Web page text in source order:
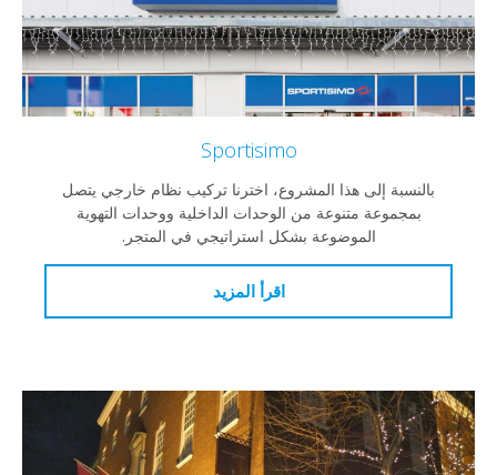
Sportisimo
بالنسبة إلى هذا المشروع، اخترنا تركيب نظام خارجي يتصل
بمجموعة متنوعة من الوحدات الداخلية ووحدات التهوية
الموضوعة بشكل استراتيجي في المتجر.
اقرأ المزيد